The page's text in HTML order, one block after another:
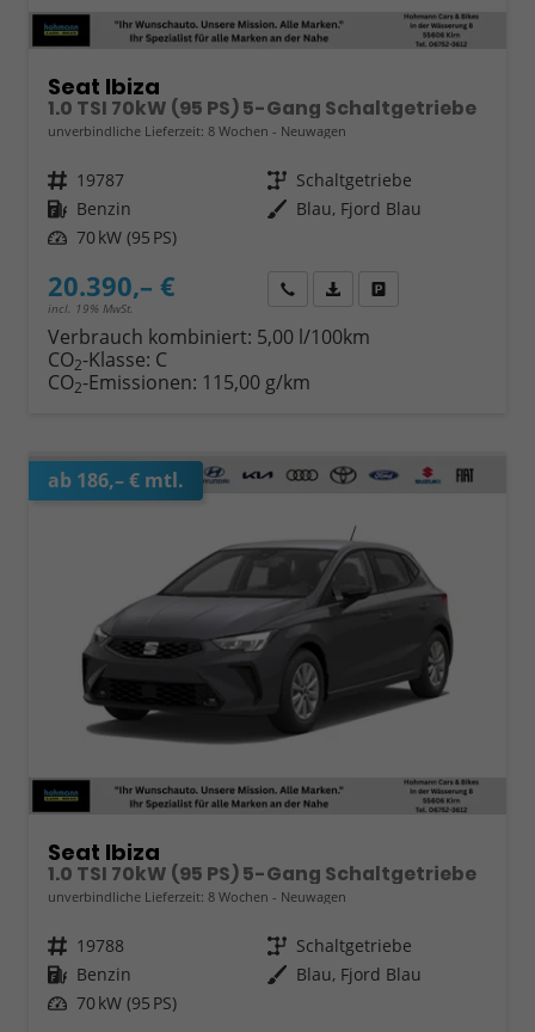
Seat Ibiza
1.0 TSI 70kW (95 PS) 5-Gang Schaltgetriebe
unverbindliche Lieferzeit: 8 Wochen Neuwagen
Fahrzeugnr. 19787 Getriebe Schaltgetriebe
Kraftstoff Benzin Außenfarbe Blau, Fjord Blau
Leistung 70 kW (95 PS)
20.390,– €
incl. 19% MwSt.
Wir rufen Sie anFahrzeugexposé (PDF)
Verbrauch kombiniert: 5,00 l/100km
CO2-Klasse: C
CO2-Emissionen: 115,00 g/km
ab 186,– € mtl.
Seat Ibiza
1.0 TSI 70kW (95 PS) 5-Gang Schaltgetriebe
unverbindliche Lieferzeit: 8 Wochen Neuwagen
Fahrzeugnr. 19788 Getriebe Schaltgetriebe
Kraftstoff Benzin Außenfarbe Blau, Fjord Blau
Leistung 70 kW (95 PS)